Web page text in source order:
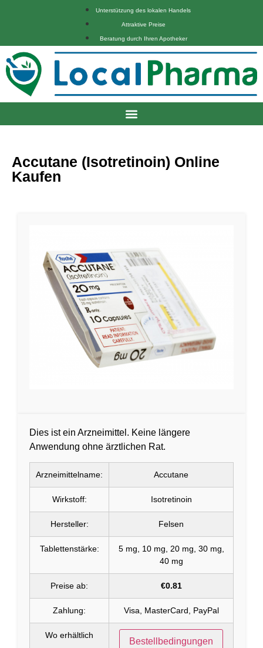
Unterstützung des lokalen Handels
Attraktive Preise
Beratung durch Ihren Apotheker
Accutane (Isotretinoin) Online
Kaufen
Dies ist ein Arzneimittel. Keine längere
Anwendung ohne ärztlichen Rat.
Arzneimittelname: Accutane
Wirkstoff: Isotretinoin
Hersteller: Felsen
Tablettenstärke:
5 mg, 10 mg, 20 mg, 30 mg,
40 mg
Preise ab: €0.81
Zahlung: Visa, MasterCard, PayPal
Wo erhältlich
Bestellbedingungen